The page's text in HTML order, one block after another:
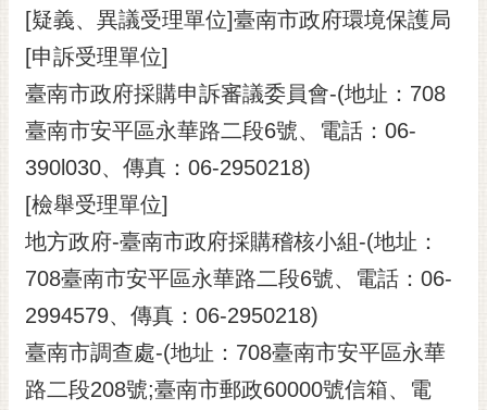
[疑義、異議受理單位]臺南市政府環境保護局
[申訴受理單位]
臺南市政府採購申訴審議委員會-(地址：708
臺南市安平區永華路二段6號、電話：06-
390l030、傳真：06-2950218)
[檢舉受理單位]
地方政府-臺南市政府採購稽核小組-(地址：
708臺南市安平區永華路二段6號、電話：06-
2994579、傳真：06-2950218)
臺南市調查處-(地址：708臺南市安平區永華
路二段208號;臺南市郵政60000號信箱、電